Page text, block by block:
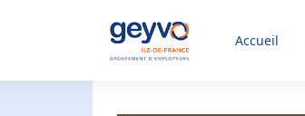
Accueil